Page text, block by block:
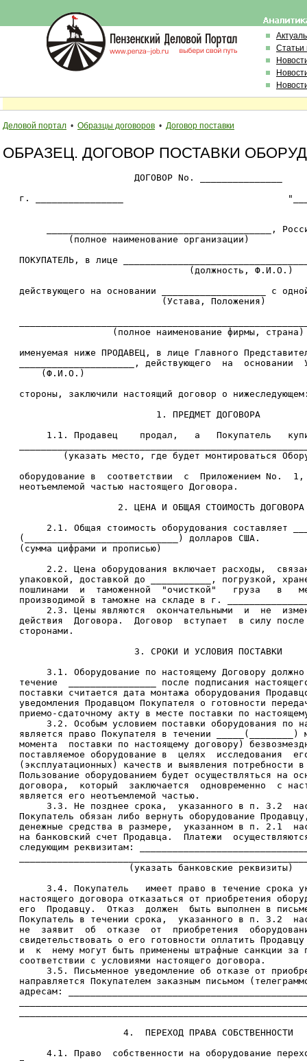
Статьи
Деловой портал • Образцы договоров • Договор поставки
ОБРАЗЕЦ. ДОГОВОР ПОСТАВКИ
                        ДОГОВОР No. _______________
г. ________________
_________________________________________,
            (полное наименование организации)
ПОКУПАТЕЛЬ, в лице
                                  (должность, Ф.И.О.)
действующего на основании ___________________ с
                             (Устава, Положения)
                    (полное наименование фирмы, страна)
именуемая ниже ПРОДАВЕЦ, в лице Главного
_____________________, действующего  на  основании
       (Ф.И.О.)
стороны, заключили настоящий договор о
                            1. ПРЕДМЕТ ДОГОВОРА
1.1. Продавец    продал,   а   Покупатель
(указать место, где будет монтироваться
оборудование в  соответствии  с  Приложением No.
   неотъемлемой частью настоящего Договора.
                     2. ЦЕНА И ОБЩАЯ СТОИМОСТЬ ДОГОВОРА
2.1. Общая стоимость оборудования составляет
   (____________________________) долларов США.
   (сумма цифрами и прописью)
2.2. Цена оборудования включает расходы,
упаковкой, доставкой до ___________, погрузкой,
пошлинами  и  таможенной  "очисткой"   груза   в
производимой в таможне на складе в г.
2.3. Цены являются  окончательными  и  не
действия  Договора.  Договор  вступает  в силу
   сторонами.
                        3. СРОКИ И УСЛОВИЯ ПОСТАВКИ
3.1. Оборудование по настоящему Договору
течение  ________________ после подписания
поставки считается дата монтажа оборудования
уведомления Продавцом Покупателя о готовности
приемо-сдаточному акту в месте поставки по
3.2. Особым условием поставки оборудования по
является право Покупателя в течении _____(________)
момента  поставки по настоящему договору)
поставляемое оборудование в  целях  исследования
(эксплуатационных) качеств и выявления потребности
Пользование оборудованием будет осуществляться на
договора,  который  заключается  одновременно  с
   является его неотъемлемой частью.
3.3. Не позднее срока,  указанного в п. 3.2
Покупатель обязан либо вернуть оборудование
денежные средства в размере,  указанном в п. 2.1
на банковский счет Продавца.  Платежи
следующим реквизитам:
                       (указать банковские реквизиты)
3.4. Покупатель   имеет право в течение срока
настоящего договора отказаться от приобретения
его  Продавцу.  Отказ  должен  быть выполнен в
Покупатель в течении срока,  указанного в п. 3.2
не  заявит  об  отказе  от  приобретения
свидетельствовать о его готовности оплатить
и  к  нему могут быть применены штрафные санкции за
   соответствии с условиями настоящего договора.
3.5. Письменное уведомление об отказе от
направляется Покупателем заказным письмом
адресам:
                      4.  ПЕРЕХОД ПРАВА СОБСТВЕННОСТИ
4.1. Право  собственности на оборудование